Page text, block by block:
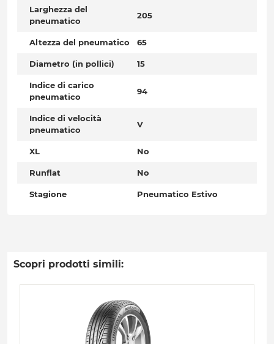
Larghezza del
pneumatico
205
Altezza del pneumatico 65
Diametro (in pollici) 15
Indice di carico
pneumatico
94
Indice di velocità
pneumatico
V
XL No
Runflat No
Stagione Pneumatico Estivo
Scopri prodotti simili: